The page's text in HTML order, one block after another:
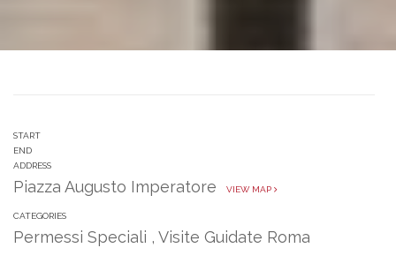
START
END
ADDRESS
Piazza Augusto Imperatore VIEW MAP
CATEGORIES
Permessi Speciali , Visite Guidate Roma